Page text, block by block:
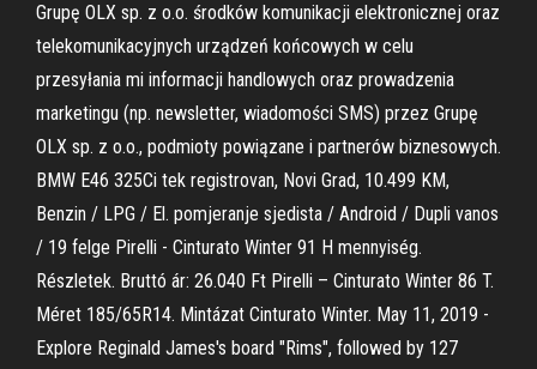
Grupę OLX sp. z o.o. środków komunikacji elektronicznej oraz
telekomunikacyjnych urządzeń końcowych w celu
przesyłania mi informacji handlowych oraz prowadzenia
marketingu (np. newsletter, wiadomości SMS) przez Grupę
OLX sp. z o.o., podmioty powiązane i partnerów biznesowych.
BMW E46 325Ci tek registrovan, Novi Grad, 10.499 KM,
Benzin / LPG / El. pomjeranje sjedista / Android / Dupli vanos
/ 19 felge Pirelli - Cinturato Winter 91 H mennyiség.
Részletek. Bruttó ár: 26.040 Ft Pirelli – Cinturato Winter 86 T.
Méret 185/65R14. Mintázat Cinturato Winter. May 11, 2019 -
Explore Reginald James's board "Rims", followed by 127